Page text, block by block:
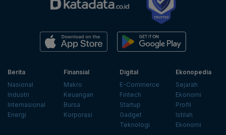
Berita
Nasional
Industri
Internasional
Energi
Finansial
Makro
Keuangan
Bursa
Korporasi
Digital
E-Commerce
Fintech
Startup
Gadget
Teknologi
Ekonopedia
Sejarah
Ekonomi
Profil
Istilah
Ekonomi